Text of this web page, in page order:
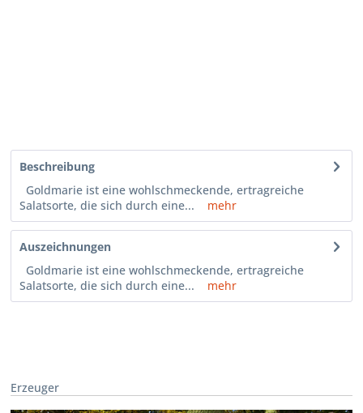
Beschreibung
Goldmarie ist eine wohlschmeckende, ertragreiche
Salatsorte, die sich durch eine...
mehr
Auszeichnungen
Goldmarie ist eine wohlschmeckende, ertragreiche
Salatsorte, die sich durch eine...
mehr
Erzeuger